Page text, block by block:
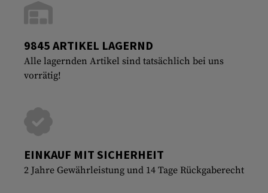
9845 ARTIKEL LAGERND
Alle lagernden Artikel sind tatsächlich bei uns
vorrätig!
EINKAUF MIT SICHERHEIT
2 Jahre Gewährleistung und 14 Tage Rückgaberecht